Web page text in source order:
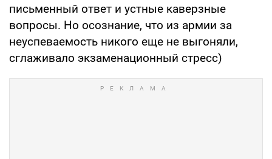
письменный ответ и устные каверзные
вопросы. Но осознание, что из армии за
неуспеваемость никого еще не выгоняли,
сглаживало экзаменационный стресс)